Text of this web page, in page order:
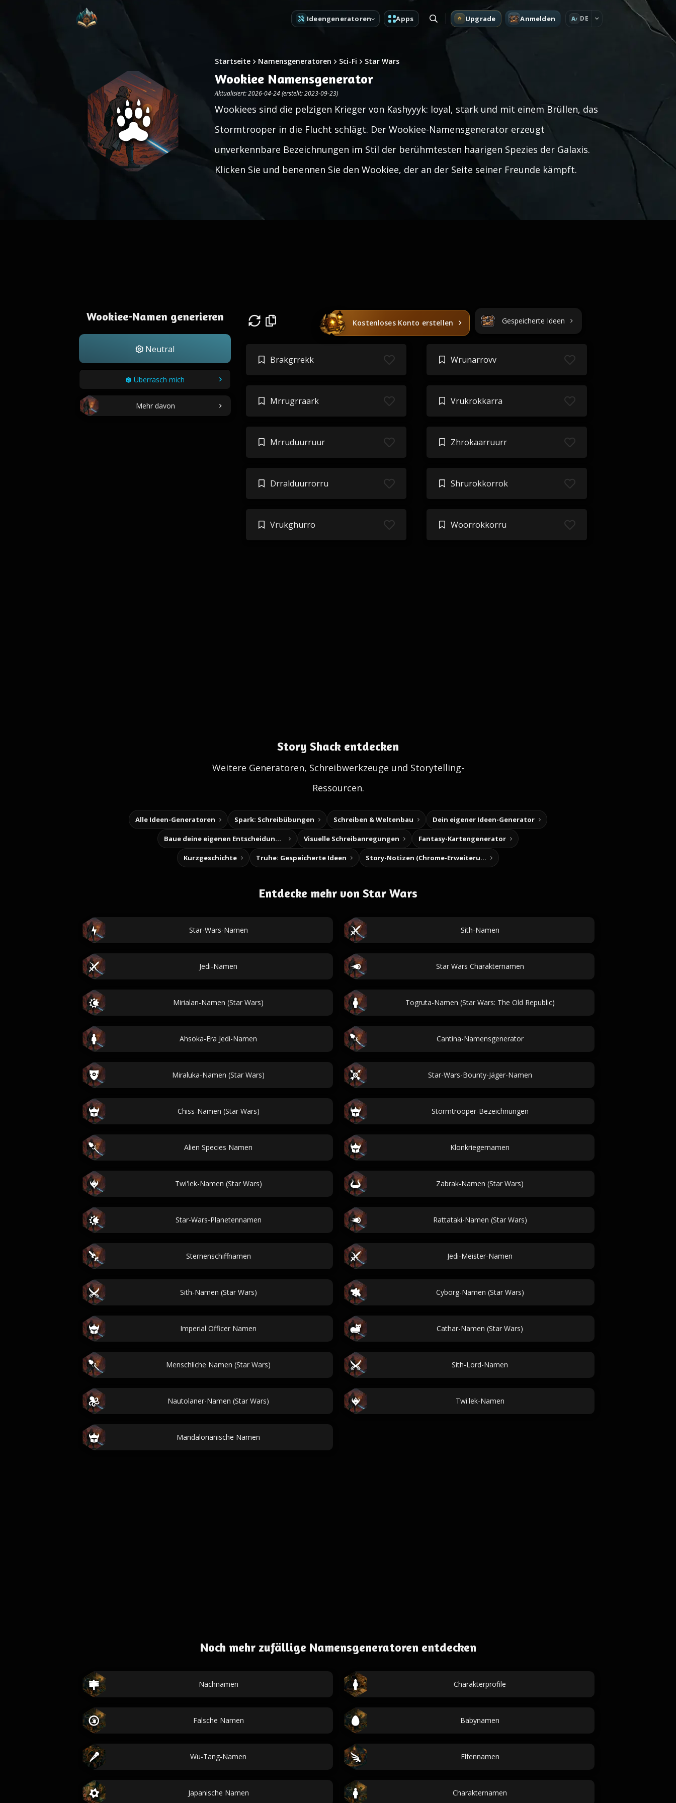
Ideengeneratoren Apps Upgrade Anmelden A DE
Startseite Namensgeneratoren Sci-Fi Star Wars
Wookiee Namensgenerator
Aktualisiert: 2026-04-24 (erstellt: 2023-09-23)
Wookiees sind die pelzigen Krieger von Kashyyyk: loyal, stark und mit einem Brüllen, das
Stormtrooper in die Flucht schlägt. Der Wookiee-Namensgenerator erzeugt
unverkennbare Bezeichnungen im Stil der berühmtesten haarigen Spezies der Galaxis.
Klicken Sie und benennen Sie den Wookiee, der an der Seite seiner Freunde kämpft.
Wookiee-Namen generieren
Neutral
Überrasch mich
Mehr davon
Kostenloses Konto erstellen Gespeicherte Ideen
Brakgrrekk Wrunarrovv
Mrrugrraark Vrukrokkarra
Mrruduurruur Zhrokaarruurr
Drralduurrorru Shrurokkorrok
Vrukghurro Woorrokkorru
Story Shack entdecken
Weitere Generatoren, Schreibwerkzeuge und Storytelling-
Ressourcen.
Alle Ideen-Generatoren Spark: Schreibübungen Schreiben & Weltenbau Dein eigener Ideen-Generator
Baue deine eigenen Entscheidungsabenteuer Visuelle Schreibanregungen Fantasy-Kartengenerator
Kurzgeschichte Truhe: Gespeicherte Ideen Story-Notizen (Chrome-Erweiterung)
Entdecke mehr von Star Wars
Star-Wars-Namen Sith-Namen
Jedi-Namen Star Wars Charakternamen
Mirialan-Namen (Star Wars) Togruta-Namen (Star Wars: The Old Republic)
Ahsoka-Era Jedi-Namen Cantina-Namensgenerator
Miraluka-Namen (Star Wars) Star-Wars-Bounty-Jäger-Namen
Chiss-Namen (Star Wars) Stormtrooper-Bezeichnungen
Alien Species Namen Klonkriegernamen
Twi'lek-Namen (Star Wars) Zabrak-Namen (Star Wars)
Star-Wars-Planetennamen Rattataki-Namen (Star Wars)
Sternenschiffnamen Jedi-Meister-Namen
Sith-Namen (Star Wars) Cyborg-Namen (Star Wars)
Imperial Officer Namen Cathar-Namen (Star Wars)
Menschliche Namen (Star Wars) Sith-Lord-Namen
Nautolaner-Namen (Star Wars) Twi'lek-Namen
Mandalorianische Namen
Noch mehr zufällige Namensgeneratoren entdecken
Nachnamen Charakterprofile
Falsche Namen Babynamen
Wu-Tang-Namen Elfennamen
Japanische Namen Charakternamen